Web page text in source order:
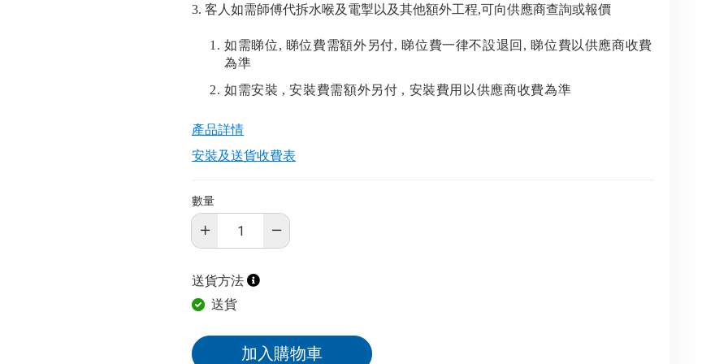
3. 客人如需師傅代拆水喉及電掣以及其他額外工程,可向供應商查詢或報價
如需睇位, 睇位費需額外另付, 睇位費一律不設退回 , 睇位費以供應商收費
為準
如需安裝 ,安裝費需額外另付 , 安裝費用以供應商收費為準
產品詳情​
安裝及送貨收費表
數量
送貨方法
送貨
加入購物車